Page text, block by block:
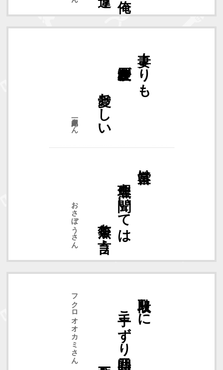
妻よりも
愛おしい
犀川一郎さん
営業は
無理を聞いては
無茶を言う
おさぼうさん
段取りに
手こずり二時間
フクロオオカミさん